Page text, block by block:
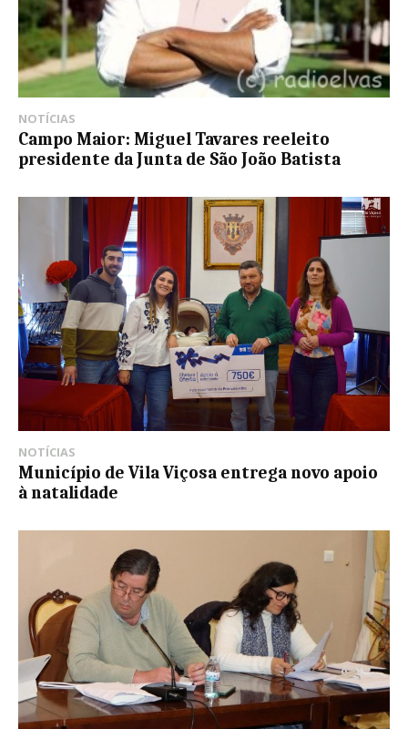
NOTÍCIAS
Campo Maior: Miguel Tavares reeleito
presidente da Junta de São João Batista
NOTÍCIAS
Município de Vila Viçosa entrega novo apoio
à natalidade